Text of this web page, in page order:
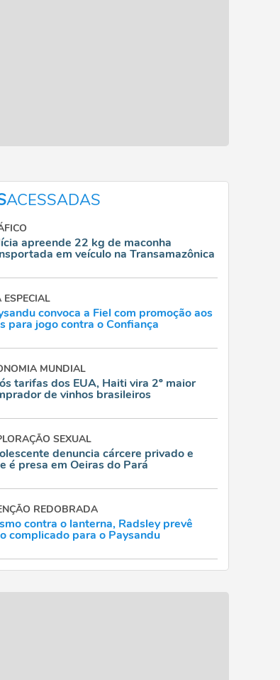
ACESSADAS
apreende 22 kg de maconha
em veículo na Transamazônica
ESPECIAL
convoca a Fiel com promoção aos
para jogo contra o Confiança
MUNDIAL
tarifas dos EUA, Haiti vira 2º maior
de vinhos brasileiros
SEXUAL
denuncia cárcere privado e
é presa em Oeiras do Pará
REDOBRADA
contra o lanterna, Radsley prevê
complicado para o Paysandu